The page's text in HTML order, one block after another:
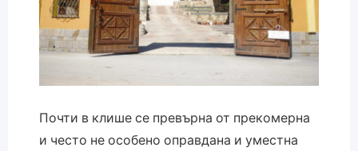
Почти в клише се превърна от прекомерна
и често не особено оправдана и уместна